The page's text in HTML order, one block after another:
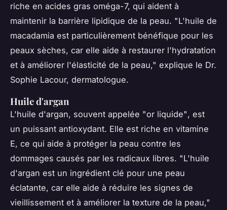
riche en acides gras oméga-7, qui aident à
maintenir la barrière lipidique de la peau. "L'huile de
macadamia est particulièrement bénéfique pour les
peaux sèches, car elle aide à restaurer l'hydratation
et à améliorer l'élasticité de la peau," explique le Dr.
Sophie Lacour, dermatologue.
Huile d'argan
L'huile d'argan, souvent appelée "or liquide", est
un puissant antioxydant. Elle est riche en vitamine
E, ce qui aide à protéger la peau contre les
dommages causés par les radicaux libres. "L'huile
d'argan est un ingrédient clé pour une peau
éclatante, car elle aide à réduire les signes de
vieillissement et à améliorer la texture de la peau,"